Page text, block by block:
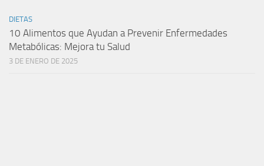
DIETAS
10 Alimentos que Ayudan a Prevenir Enfermedades
Metabólicas: Mejora tu Salud
3 DE ENERO DE 2025